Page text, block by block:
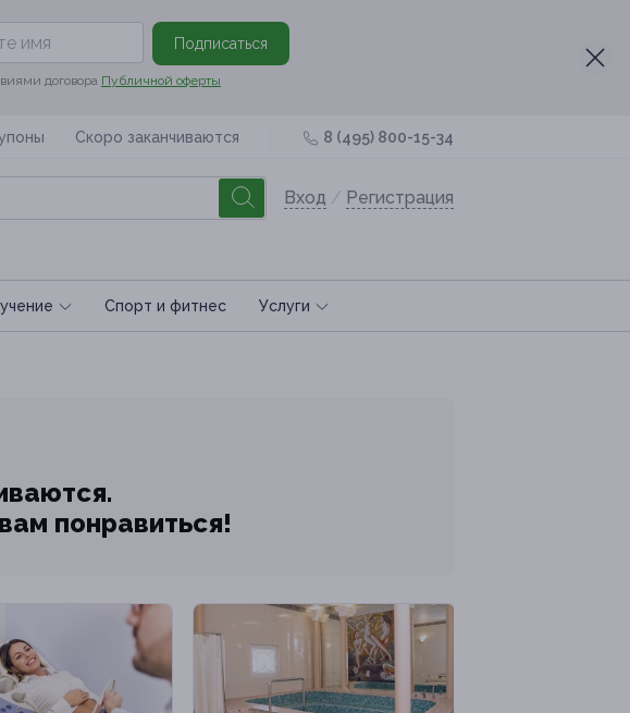
Подписаться
договора Публичной оферты
Скоро заканчиваются 8 (495) 800-15-34
Вход / Регистрация
Спoрт и фитнес Услуги
понравиться!